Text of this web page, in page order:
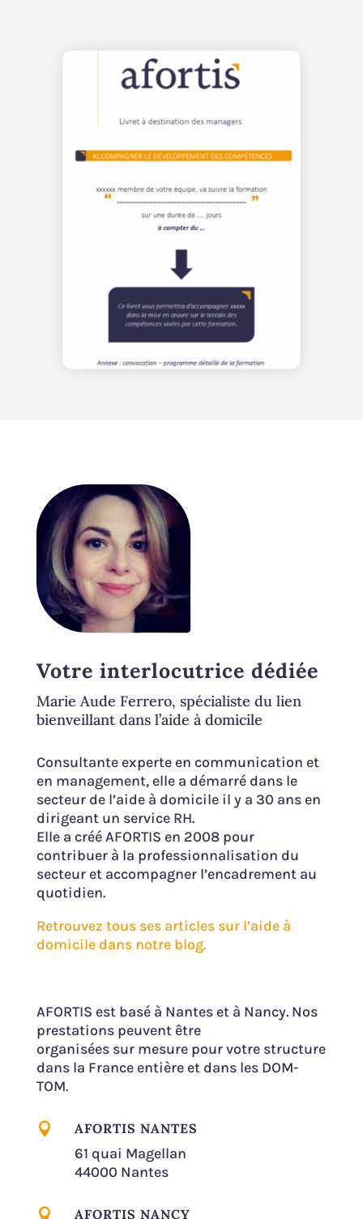
Votre interlocutrice dédiée
Marie Aude Ferrero, spécialiste du lien
bienveillant dans l’aide à domicile
Consultante experte en communication et
en management, elle a démarré dans le
secteur de l’aide à domicile il y a 30 ans en
dirigeant un service RH.
Elle a créé AFORTIS en 2008 pour
contribuer à la professionnalisation du
secteur et accompagner l’encadrement au
quotidien.
Retrouvez tous ses articles sur l’aide à
domicile dans notre blog.
AFORTIS est basé à Nantes et à Nancy. Nos
prestations peuvent être
organisées sur mesure pour votre structure
dans la France entière et dans les DOM-
TOM.
 AFORTIS NANTES
61 quai Magellan
44000 Nantes
 AFORTIS NANCY